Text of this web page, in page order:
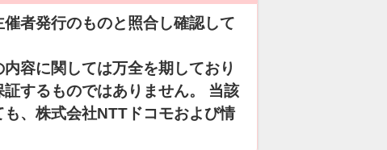
者発行のものと照合し確認して
容に関しては万全を期しており
するものではありません。 当該
、株式会社NTTドコモおよび情